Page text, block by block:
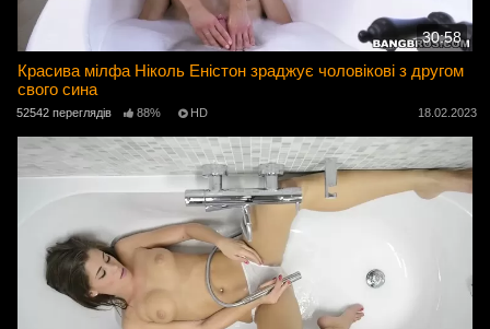
30:58
Красива мілфа Ніколь Еністон зраджує чоловікові з другом
свого сина
52542 переглядів 88% HD 18.02.2023